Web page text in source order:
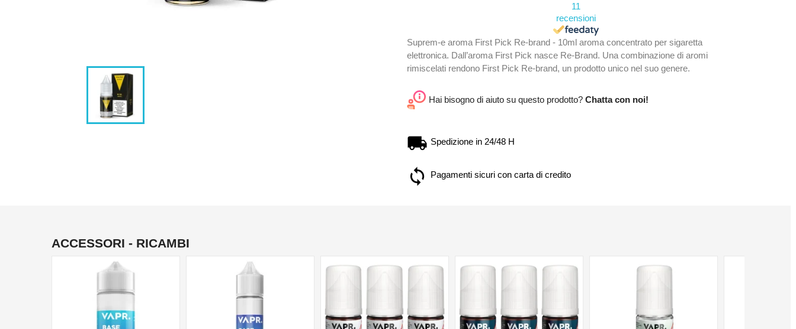
11
recensioni
Suprem-e aroma First Pick Re-brand - 10ml aroma concentrato per sigaretta
elettronica. Dall’aroma First Pick nasce Re-Brand. Una combinazione di aromi
rimiscelati rendono First Pick Re-brand, un prodotto unico nel suo genere.
Hai bisogno di aiuto su questo prodotto? Chatta con noi!
Spedizione in 24/48 H
Pagamenti sicuri con carta di credito
ACCESSORI - RICAMBI